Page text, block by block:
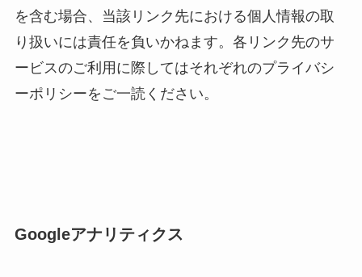
を含む場合、当該リンク先における個人情報の取
り扱いには責任を負いかねます。各リンク先のサ
ービスのご利用に際してはそれぞれのプライバシ
ーポリシーをご一読ください。
Googleアナリティクス